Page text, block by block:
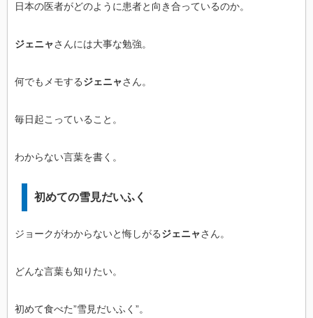
日本の医者がどのように患者と向き合っているのか。
ジェニャさんには大事な勉強。
何でもメモするジェニャさん。
毎日起こっていること。
わからない言葉を書く。
初めての雪見だいふく
ジョークがわからないと悔しがるジェニャさん。
どんな言葉も知りたい。
初めて食べた”雪見だいふく”。